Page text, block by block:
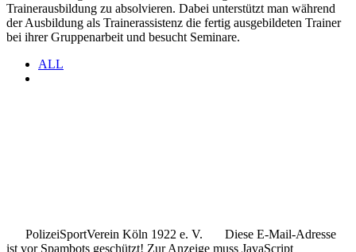
Trainerausbildung zu absolvieren. Dabei unterstützt man während
der Ausbildung als Trainerassistenz die fertig ausgebildeten Trainer
bei ihrer Gruppenarbeit und besucht Seminare.
ALL
PolizeiSportVerein Köln 1922 e. V.
Diese E-Mail-Adresse
ist vor Spambots geschützt! Zur Anzeige muss JavaScript